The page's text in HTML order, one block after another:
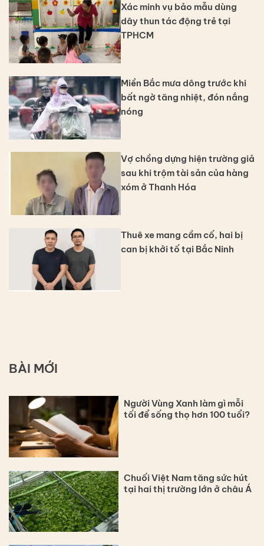
Xác minh vụ bảo mẫu dùng
dây thun tác động trẻ tại
TPHCM
Miền Bắc mưa dông trước khi
bất ngờ tăng nhiệt, đón nắng
nóng
Vợ chồng dựng hiện trường giả
sau khi trộm tài sản của hàng
xóm ở Thanh Hóa
Thuê xe mang cầm cố, hai bị
can bị khởi tố tại Bắc Ninh
BÀI MỚI
Người Vùng Xanh làm gì mỗi
tối để sống thọ hơn 100 tuổi?
Chuối Việt Nam tăng sức hút
tại hai thị trường lớn ở châu Á